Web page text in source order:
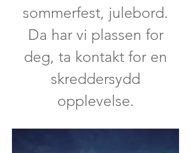
sommerfest, julebord.
Da har vi plassen for
deg, ta kontakt for en
skreddersydd
opplevelse.